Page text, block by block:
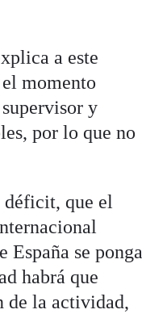
a este
momento
y
por lo que no
déficit, que el
España se ponga
habrá que
de la actividad,